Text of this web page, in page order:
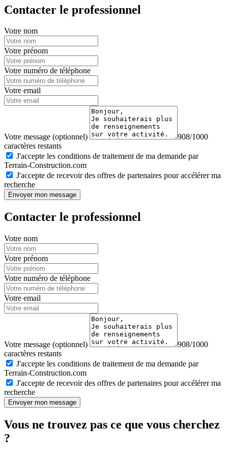
Contacter le professionnel
Votre nom
Votre prénom
Votre numéro de téléphone
Votre email
Votre message (optionnel)
908/1000
caractères restants
J'accepte les conditions de traitement de ma demande par
Terrain-Construction.com
J'accepte de recevoir des offres de partenaires pour accélérer ma
recherche
Envoyer mon message
Contacter le professionnel
Votre nom
Votre prénom
Votre numéro de téléphone
Votre email
Votre message (optionnel)
908/1000
caractères restants
J'accepte les conditions de traitement de ma demande par
Terrain-Construction.com
J'accepte de recevoir des offres de partenaires pour accélérer ma
recherche
Envoyer mon message
Vous ne trouvez pas ce que vous cherchez
?